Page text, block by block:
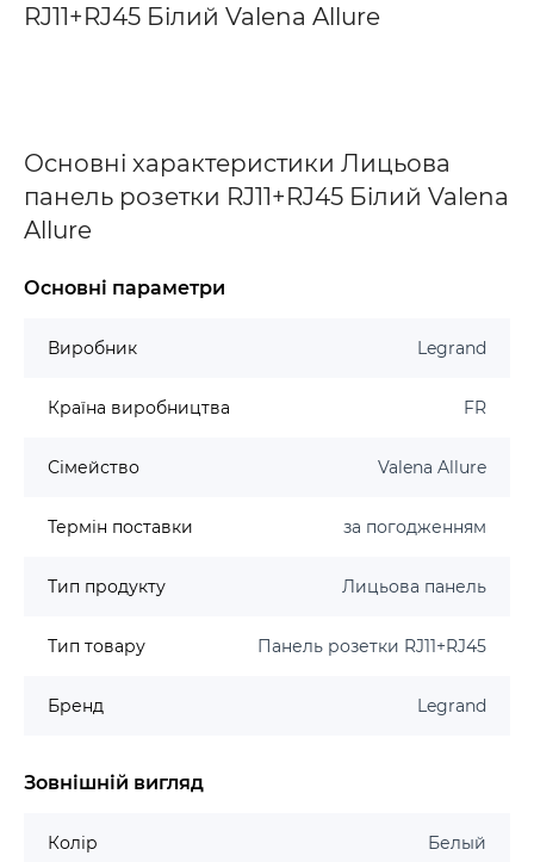
RJ11+RJ45 Білий Valena Allure
Основні характеристики Лицьова
панель розетки RJ11+RJ45 Білий Valena
Allure
Основні параметри
Виробник Legrand
Країна виробництва FR
Сімейство Valena Allure
Термін поставки за погодженням
Тип продукту Лицьова панель
Тип товару Панель розетки RJ11+RJ45
Бренд Legrand
Зовнішній вигляд
Колір Белый